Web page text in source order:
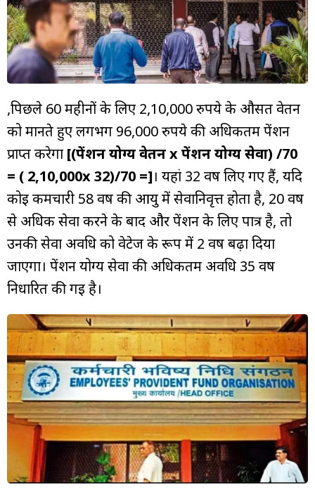
,पिछले 60 महीनों के लिए 2,10,000 रुपये के औसत वेतन
को मानते हुए लगभग 96,000 रुपये की अधिकतम पेंशन
प्राप्त करेगा [(पेंशन योग्य वेतन x पेंशन योग्य सेवा) /70
= ( 2,10,000x 32)/70 =]। यहां 32 वर्ष लिए गए हैं, यदि
कोई कर्मचारी 58 वर्ष की आयु में सेवानिवृत्त होता है, 20 वर्ष
से अधिक सेवा करने के बाद और पेंशन के लिए पात्र है, तो
उनकी सेवा अवधि को वेटेज के रूप में 2 वर्ष बढ़ा दिया
जाएगा। पेंशन योग्य सेवा की अधिकतम अवधि 35 वर्ष
निर्धारित की गई है।